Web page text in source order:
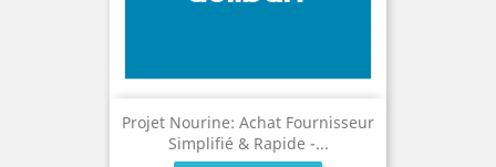
Projet Nourine: Achat Fournisseur
Simplifié & Rapide -...